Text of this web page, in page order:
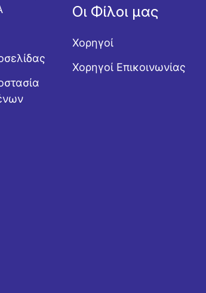
Οι Φίλοι μας
Χορηγοί
Χορηγοί Επικοινωνίας